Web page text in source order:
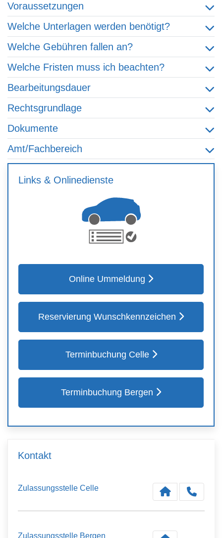
Voraussetzungen
Welche Unterlagen werden benötigt?
Welche Gebühren fallen an?
Welche Fristen muss ich beachten?
Bearbeitungsdauer
Rechtsgrundlage
Dokumente
Amt/Fachbereich
Links & Onlinedienste
Online Ummeldung
Reservierung Wunschkennzeichen
Terminbuchung Celle
Terminbuchung Bergen
Kontakt
Zulassungsstelle Celle
Zulassungsstelle Bergen